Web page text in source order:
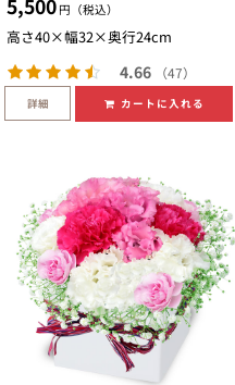
5,500 円（税込）
高さ40×幅32×奥行24cm
4.66 （47）
詳細 カートに入れる